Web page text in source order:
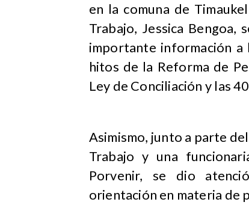
en la comuna de
Trabajo, Jessica
importante información a
hitos de la Reforma de
Ley de Conciliación y las
Asimismo, junto a parte
Trabajo y una
Porvenir, se dio
orientación en materia de